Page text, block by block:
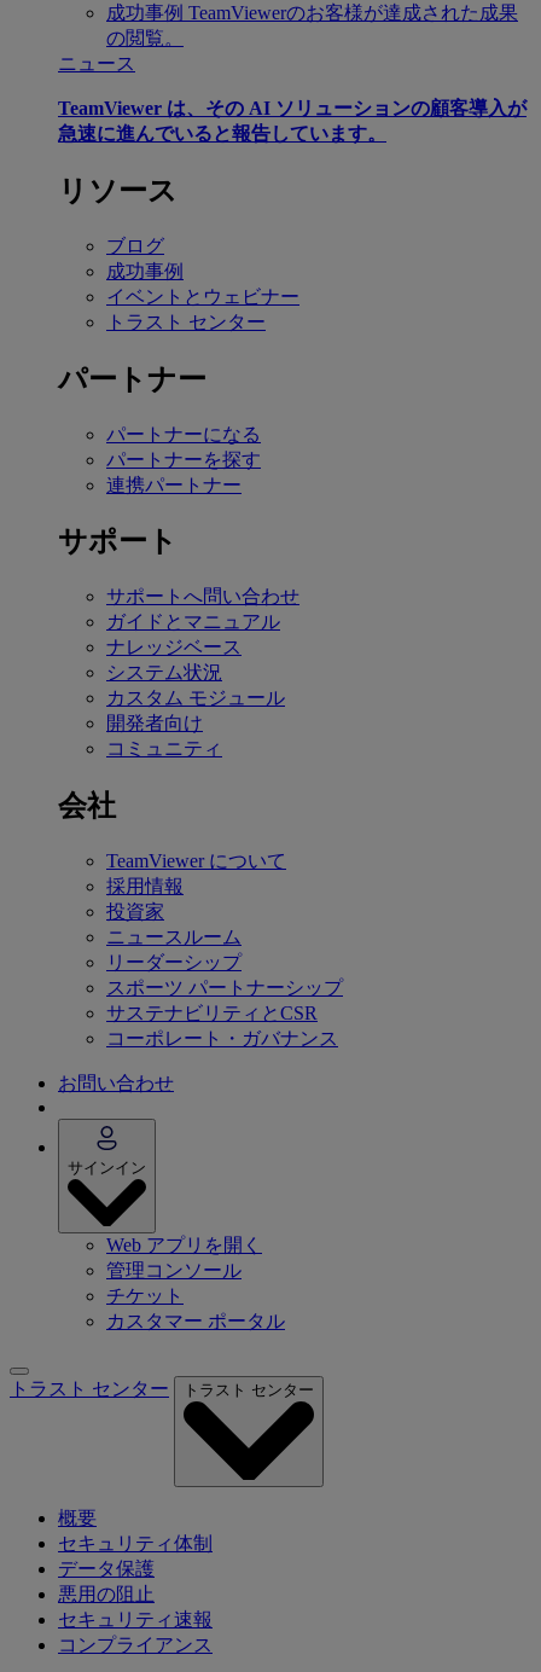
成功事例 TeamViewerのお客様が達成された成果
の閲覧。
ニュース
TeamViewer は、その AI ソリューションの顧客導入が
急速に進んでいると報告しています。
リソース
ブログ
成功事例
イベントとウェビナー
トラスト センター
パートナー
パートナーになる
パートナーを探す
連携パートナー
サポート
サポートへ問い合わせ
ガイドとマニュアル
ナレッジベース
システム状況
カスタム モジュール
開発者向け
コミュニティ
会社
TeamViewer について
採用情報
投資家
ニュースルーム
リーダーシップ
スポーツ パートナーシップ
サステナビリティとCSR
コーポレート・ガバナンス
お問い合わせ
サインイン
Web アプリを開く
管理コンソール
チケット
カスタマー ポータル
トラスト センター トラスト センター
概要
セキュリティ体制
データ保護
悪用の阻止
セキュリティ速報
コンプライアンス